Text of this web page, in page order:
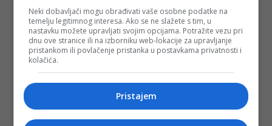
Neki dobavljači mogu obrađivati vaše osobne podatke na
temelju legitimnog interesa. Ako se ne slažete s tim, u
nastavku možete upravljati svojim opcijama. Potražite vezu pri
dnu ove stranice ili na izborniku web-lokacije za upravljanje
pristankom ili povlačenje pristanka u postavkama privatnosti i
kolačića.
Pristajem